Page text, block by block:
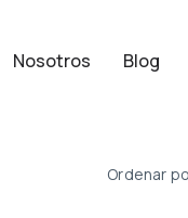
Nosotros Blog
Ordenar